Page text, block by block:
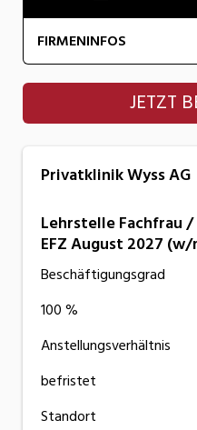
FIRMENINFOS
Privatklinik Wyss AG
JETZT
Privatklinik Wyss AG
Lehrstelle Fachfrau
EFZ August 2027
Beschäftigungsgrad
100 %
Anstellungsverhältnis
befristet
Standort